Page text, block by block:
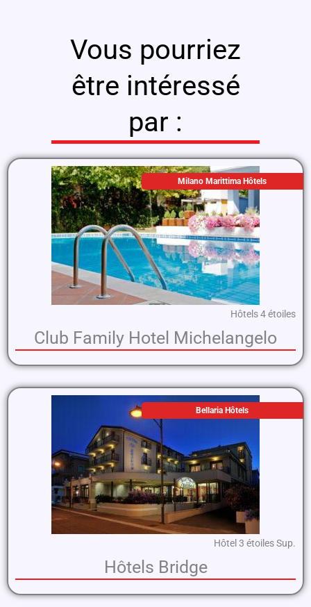
Vous pourriez
être intéressé
par :
Milano Marittima Hôtels
Hôtels 4 étoiles
Club Family Hotel Michelangelo
Bellaria Hôtels
Hôtel 3 étoiles Sup.
Hôtels Bridge